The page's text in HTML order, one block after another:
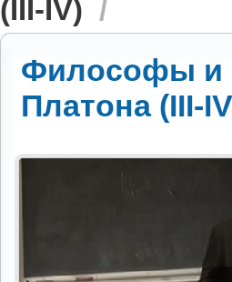
(III-IV) /
Философы и
Платона (III-